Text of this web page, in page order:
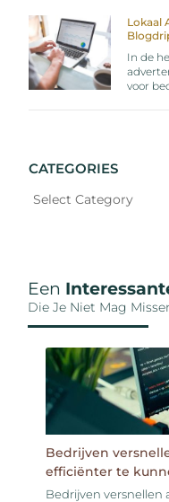
Lokaal
In de
voor
CATEGORIES
Een
Die Je Niet Mag
Bedrijven
efficiënter te
Bedrijven versnellen